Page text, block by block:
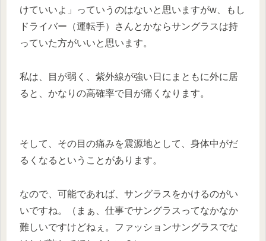
けていいよ」っていうのはないと思いますがw、もし
ドライバー（運転手）さんとかならサングラスは持
っていた方がいいと思います。
私は、目が弱く、紫外線が強い日にまともに外に居
ると、かなりの高確率で目が痛くなります。
そして、その目の痛みを震源地として、身体中がだ
るくなるということがあります。
なので、可能であれば、サングラスをかけるのがい
いですね。（まぁ、仕事でサングラスってなかなか
難しいですけどねぇ。ファッションサングラスでな